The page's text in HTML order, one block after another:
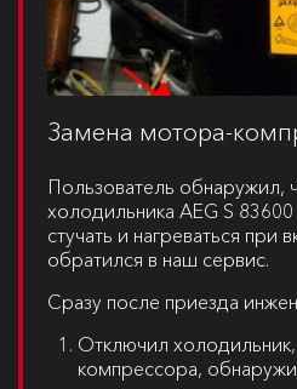
Замена мотора-
Пользователь обнаружил,
холодильника AEG S 83600
стучать и нагреваться при
обратился в наш сервис.
Сразу после приезда
Отключил
компрессора,